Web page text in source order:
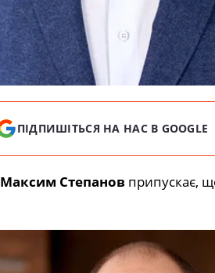
ПІДПИШІТЬСЯ НА НАС В GOOGLE
Максим Степановприпускає,